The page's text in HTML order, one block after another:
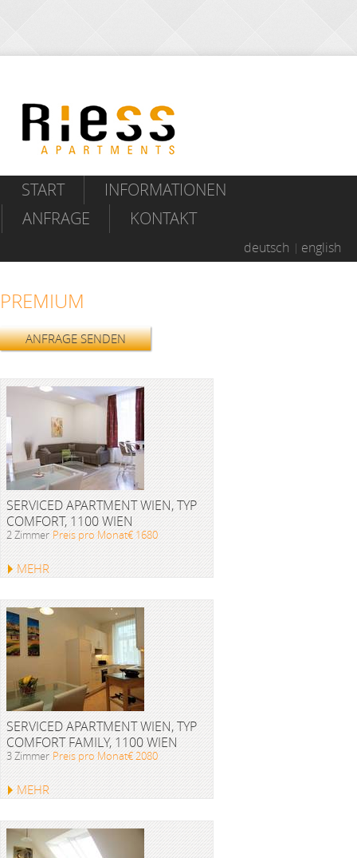
START
INFORMATIONEN
ANFRAGE
KONTAKT
deutsch english
PREMIUM
ANFRAGE SENDEN
SERVICED APARTMENT WIEN, TYP
COMFORT, 1100 WIEN
2 Zimmer Preis pro Monat€ 1680
MEHR
SERVICED APARTMENT WIEN, TYP
COMFORT FAMILY, 1100 WIEN
3 Zimmer Preis pro Monat€ 2080
MEHR